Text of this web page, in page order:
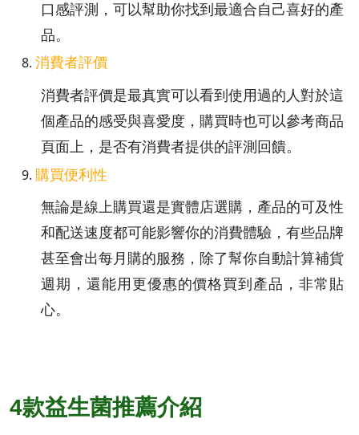
口感評測，可以幫助你找到最適合自己喜好的產
品。
消費者評價
消費者評價是最真實可以看到使用過的人對於這
個產品的感受與喜愛度，購買時也可以參考商品
頁面上，是否有消費者提供的評測回饋。
購買便利性
無論是線上購買還是實體店選購，產品的可及性
和配送速度都可能影響你的消費體驗，有些品牌
甚至會出每月購的服務，除了幫你自動計算補貨
週期，還能用更優惠的價格買到產品，非常貼
心。
4款益生菌推薦介紹